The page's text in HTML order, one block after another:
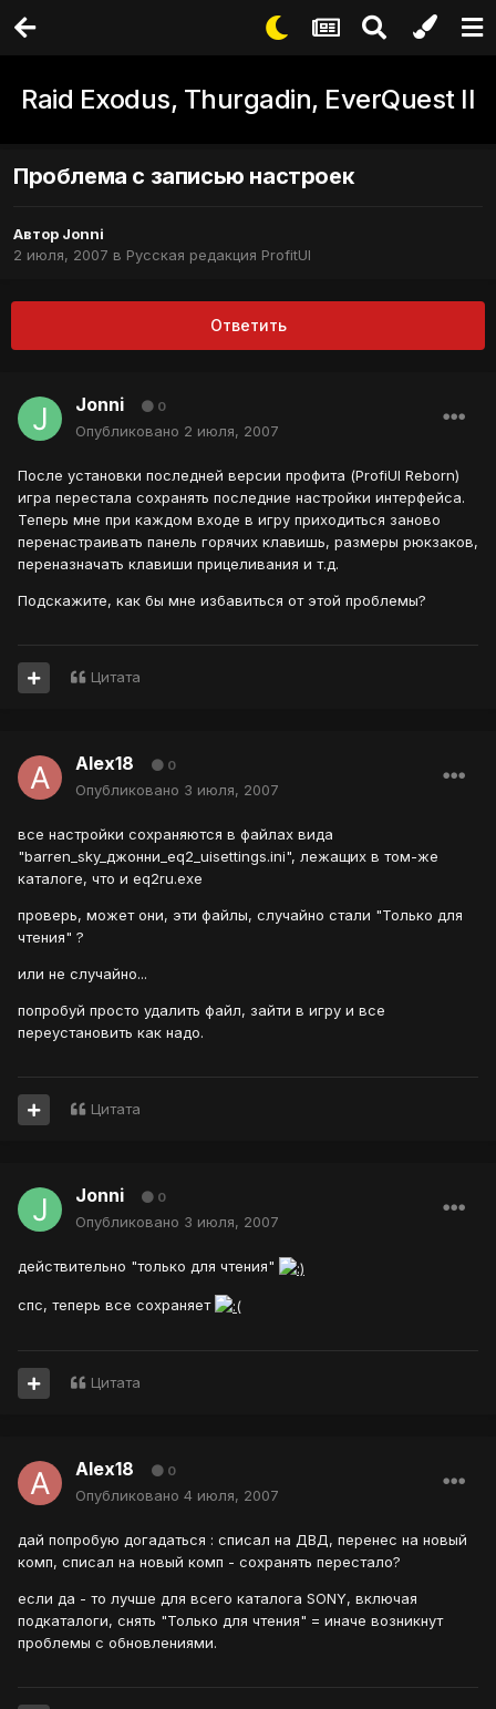
Raid Exodus, Thurgadin, EverQuest II
Проблема с записью настроек
Автор Jonni
2 июля, 2007 в Русская редакция ProfitUI
Ответить
Jonni 0
Опубликовано 2 июля, 2007
После установки последней версии профита (ProfiUI Reborn)
игра перестала сохранять последние настройки интерфейса.
Теперь мне при каждом входе в игру приходиться заново
перенастраивать панель горячих клавишь, размеры рюкзаков,
переназначать клавиши прицеливания и т.д.
Подскажите, как бы мне избавиться от этой проблемы?
Цитата
Alex18 0
Опубликовано 3 июля, 2007
все настройки сохраняются в файлах вида
"barren_sky_джонни_eq2_uisettings.ini", лежащих в том-же
каталоге, что и eq2ru.exe
проверь, может они, эти файлы, случайно стали "Только для
чтения" ?
или не случайно...
попробуй просто удалить файл, зайти в игру и все
переустановить как надо.
Цитата
Jonni 0
Опубликовано 3 июля, 2007
действительно "только для чтения"
спс, теперь все сохраняет
Цитата
Alex18 0
Опубликовано 4 июля, 2007
дай попробую догадаться : списал на ДВД, перенес на новый
комп, списал на новый комп - сохранять перестало?
если да - то лучше для всего каталога SONY, включая
подкаталоги, снять "Только для чтения" = иначе возникнут
проблемы с обновлениями.